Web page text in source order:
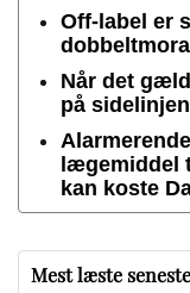
Off-label er
dobbeltmoral
Når det
på sidelinjen
lægemiddel
kan koste
Mest læste